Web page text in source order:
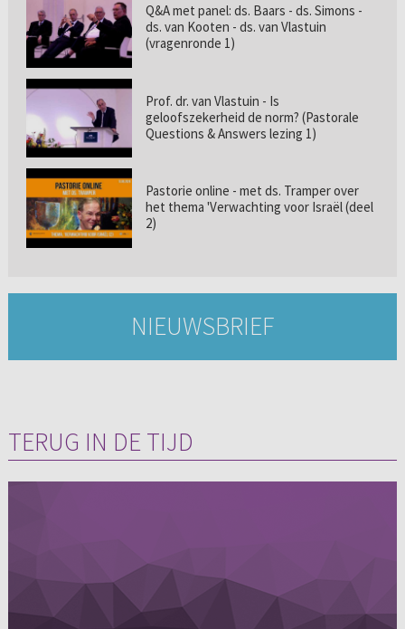
Q&A met panel: ds. Baars - ds. Simons -
ds. van Kooten - ds. van Vlastuin
(vragenronde 1)
Prof. dr. van Vlastuin - Is
geloofszekerheid de norm? (Pastorale
Questions & Answers lezing 1)
Pastorie online - met ds. Tramper over
het thema 'Verwachting voor Israël (deel
2)
NIEUWSBRIEF
TERUG IN DE TIJD